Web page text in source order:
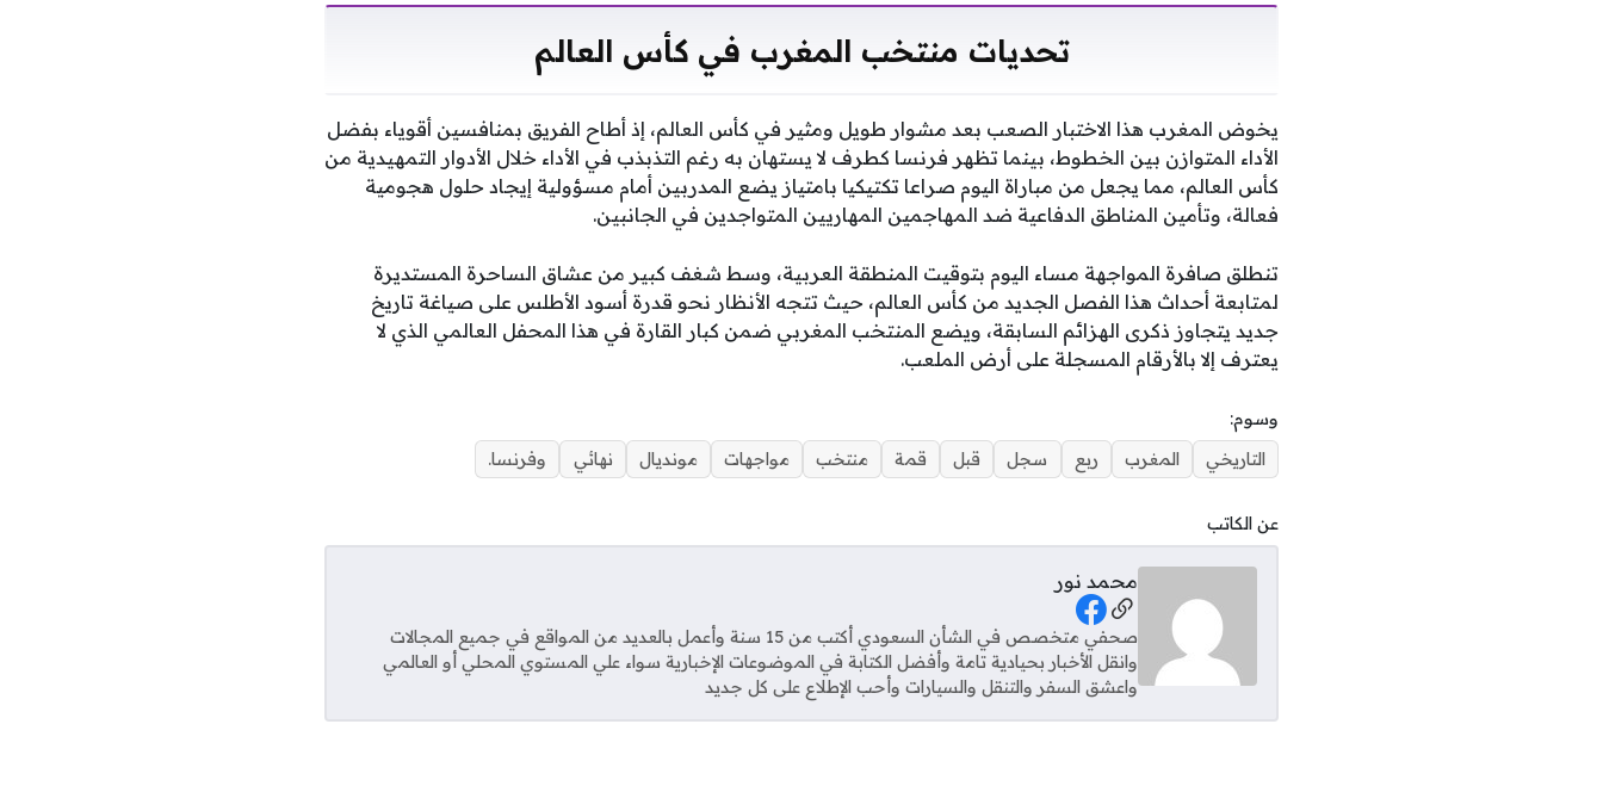
تحديات منتخب المغرب في كأس العالم
يخوض المغرب هذا الاختبار الصعب بعد مشوار طويل ومثير في كأس العالم، إذ أطاح الفريق بمنافسين أقوياء بفضل
الأداء المتوازن بين الخطوط، بينما تظهر فرنسا كطرف لا يستهان به رغم التذبذب في الأداء خلال الأدوار التمهيدية من
كأس العالم، مما يجعل من مباراة اليوم صراعا تكتيكيا بامتياز يضع المدربين أمام مسؤولية إيجاد حلول هجومية
فعالة، وتأمين المناطق الدفاعية ضد المهاجمين المهاريين المتواجدين في الجانبين.
تنطلق صافرة المواجهة مساء اليوم بتوقيت المنطقة العربية، وسط شغف كبير من عشاق الساحرة المستديرة
لمتابعة أحداث هذا الفصل الجديد من كأس العالم، حيث تتجه الأنظار نحو قدرة أسود الأطلس على صياغة تاريخ
جديد يتجاوز ذكرى الهزائم السابقة، ويضع المنتخب المغربي ضمن كبار القارة في هذا المحفل العالمي الذي لا
يعترف إلا بالأرقام المسجلة على أرض الملعب.
وسوم:
التاريخي
المغرب ربع سجل قبل قمة منتخب مواجهات مونديال نهائي وفرنسا.
عن الكاتب
محمد نور
Social Links
صحفي متخصص في الشأن السعودي أكتب من 15 سنة وأعمل بالعديد من المواقع في جميع المجالات
وانقل الأخبار بحيادية تامة وأفضل الكتابة في الموضوعات الإخبارية سواء علي المستوي المحلي أو العالمي
واعشق السفر والتنقل والسيارات وأحب الإطلاع على كل جديد